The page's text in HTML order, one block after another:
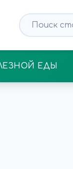
ЕДЫ